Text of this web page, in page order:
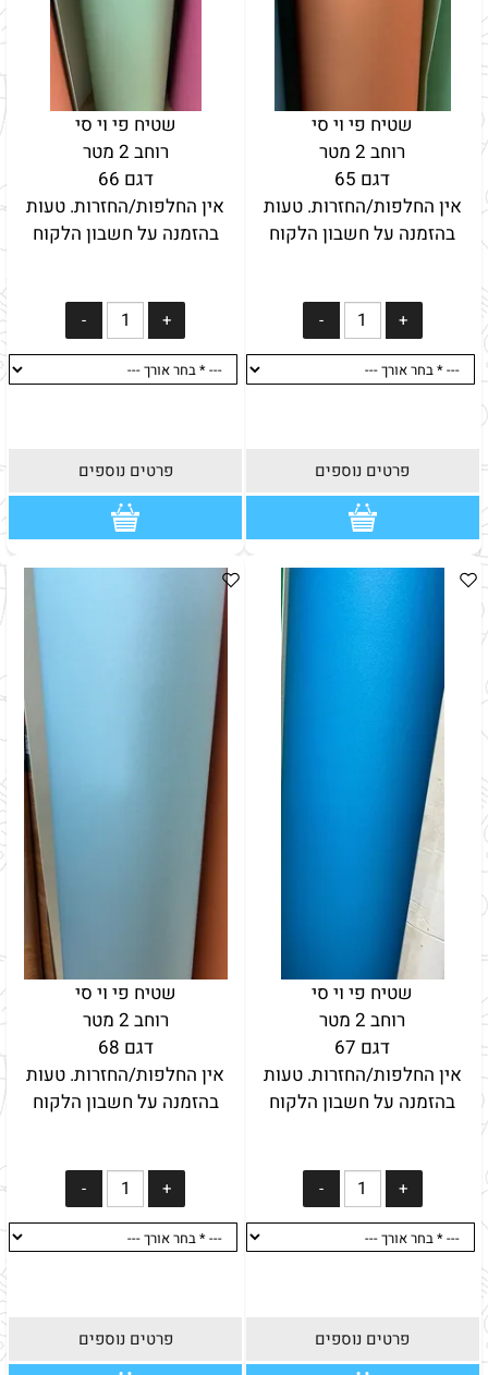
שטיח פי וי סי
רוחב 2 מטר
דגם 65
אין החלפות/החזרות. טעות
בהזמנה על חשבון הלקוח
פרטים נוספים
שטיח פי וי סי
רוחב 2 מטר
דגם 66
אין החלפות/החזרות. טעות
בהזמנה על חשבון הלקוח
פרטים נוספים
שטיח פי וי סי
רוחב 2 מטר
דגם 67
אין החלפות/החזרות. טעות
בהזמנה על חשבון הלקוח
פרטים נוספים
שטיח פי וי סי
רוחב 2 מטר
דגם 68
אין החלפות/החזרות. טעות
בהזמנה על חשבון הלקוח
פרטים נוספים